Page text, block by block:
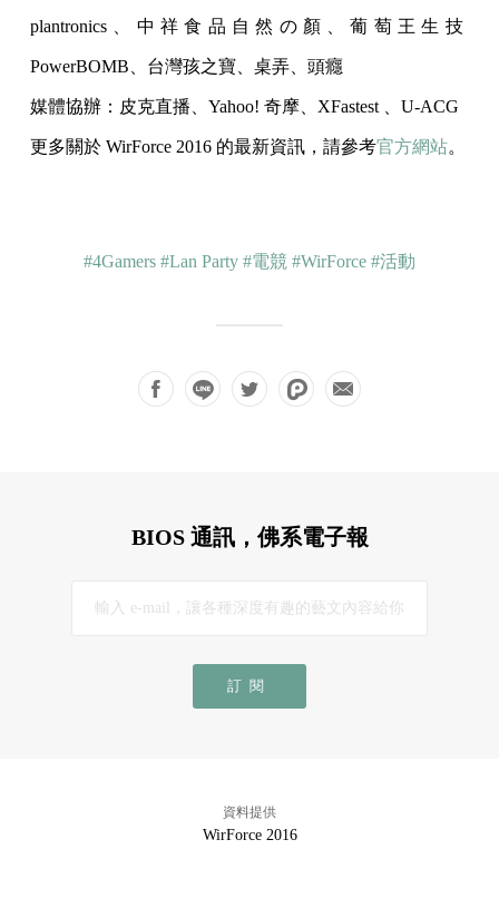
plantronics、中祥食品自然の顏、葡萄 王生技
PowerBOMB、台灣孩之寶、桌弄、頭癮
媒體協辦：皮克直播、Yahoo! 奇摩、XFastest 、U-ACG
更多關於 WirForce 2016 的最新資訊，請參考官方網站。
#4Gamers #Lan Party #電競 #WirForce #活動
BIOS 通訊，佛系電子報
訂閱
資料提供
WirForce 2016